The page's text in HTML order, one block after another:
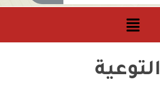
التوعية